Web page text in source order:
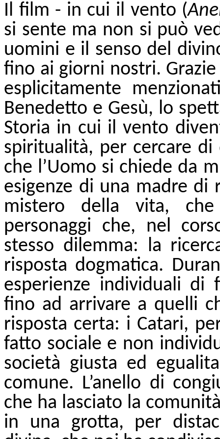
Il film - in cui il vento (
si sente ma non si può
uomini e il senso del
fino ai giorni nostri.
esplicitamente
Benedetto e Gesù, lo
Storia in cui il vento
spiritualità, per cercare
che l’Uomo si chiede da
esigenze di una madre
mistero della vita,
personaggi che, nel
stesso dilemma: la
risposta dogmatica.
esperienze individuali di
fino ad arrivare a quelli
risposta certa: i Catari,
fatto sociale e non
società giusta ed
comune. L’anello di
che ha lasciato la
in una grotta, per